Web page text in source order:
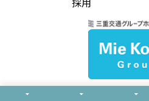
異常事態発生時のお願い
ホームページのご利用にあ
Notes for Using this
サイトマップ © Mie Kotsu